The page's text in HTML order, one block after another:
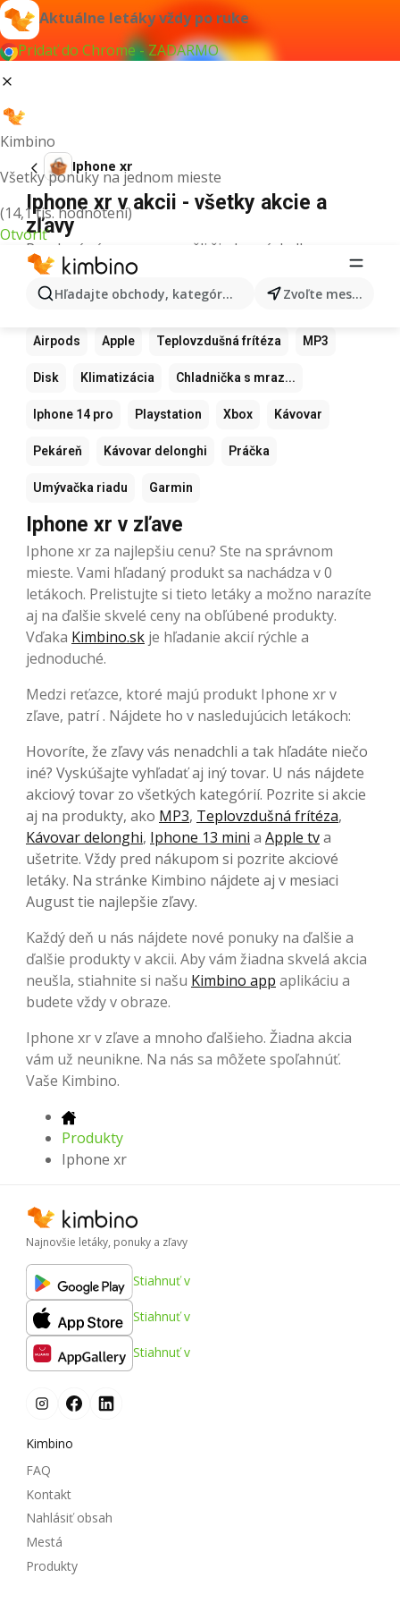
Aktuálne letáky vždy po ruke
Pridať do Chrome - ZADARMO
Kimbino
Všetky ponuky na jednom mieste
(14,1 tis. hodnotení)
Otvoriť
Hľadajte obchody, kategórie, produkty... Zvoľte mesto
Iphone xr
Iphone xr v akcii - všetky akcie a
zľavy
Pre daný výraz sme nenašli žiadne výsledky.
Ďalšie obľúbené produkty
Samsung Xiaomi Apple Watch
Airpods Apple Teplovzdušná frítéza MP3
Disk Klimatizácia Chladnička s mraz...
Iphone 14 pro Playstation Xbox Kávovar
Pekáreň Kávovar delonghi Práčka
Umývačka riadu Garmin
Iphone xr v zľave
Iphone xr za najlepšiu cenu? Ste na správnom
mieste. Vami hľadaný produkt sa nachádza v 0
letákoch. Prelistujte si tieto letáky a možno narazíte
aj na ďalšie skvelé ceny na obľúbené produkty.
Vďaka Kimbino.sk je hľadanie akcií rýchle a
jednoduché.
Medzi reťazce, ktoré majú produkt Iphone xr v
zľave, patrí . Nájdete ho v nasledujúcich letákoch:
Hovoríte, že zľavy vás nenadchli a tak hľadáte niečo
iné? Vyskúšajte vyhľadať aj iný tovar. U nás nájdete
akciový tovar zo všetkých kategórií. Pozrite si akcie
aj na produkty, ako MP3, Teplovzdušná frítéza,
Kávovar delonghi, Iphone 13 mini a Apple tva
ušetrite. Vždy pred nákupom si pozrite akciové
letáky. Na stránke Kimbino nájdete aj v mesiaci
August tie najlepšie zľavy.
Každý deň u nás nájdete nové ponuky na ďalšie a
ďalšie produkty v akcii. Aby vám žiadna skvelá akcia
neušla, stiahnite si našu Kimbino app aplikáciu a
budete vždy v obraze.
Iphone xr v zľave a mnoho ďalšieho. Žiadna akcia
vám už neunikne. Na nás sa môžete spoľahnúť.
Vaše Kimbino.
Produkty
Iphone xr
Najnovšie letáky, ponuky a zľavy
Stiahnuť v
Stiahnuť v
Stiahnuť v
Kimbino
FAQ
Kontakt
Nahlásiť obsah
Mestá
Produkty